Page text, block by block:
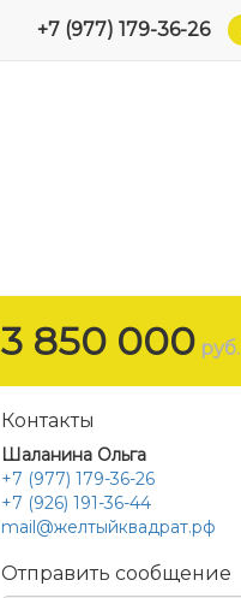
+7 (977) 179-36-26
3 850 000руб.
Контакты
Шаланина Ольга
+7 (977) 179-36-26
+7 (926) 191-36-44
mail@желтыйквадрат.рф
Отправить сообщение